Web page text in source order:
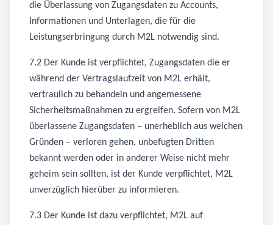
die Überlassung von Zugangsdaten zu Accounts,
Informationen und Unterlagen, die für die
Leistungserbringung durch M2L notwendig sind.
7.2 Der Kunde ist verpflichtet, Zugangsdaten die er
während der Vertragslaufzeit von M2L erhält,
vertraulich zu behandeln und angemessene
Sicherheitsmaßnahmen zu ergreifen. Sofern von M2L
überlassene Zugangsdaten – unerheblich aus welchen
Gründen – verloren gehen, unbefugten Dritten
bekannt werden oder in anderer Weise nicht mehr
geheim sein sollten, ist der Kunde verpflichtet, M2L
unverzüglich hierüber zu informieren.
7.3 Der Kunde ist dazu verpflichtet, M2L auf